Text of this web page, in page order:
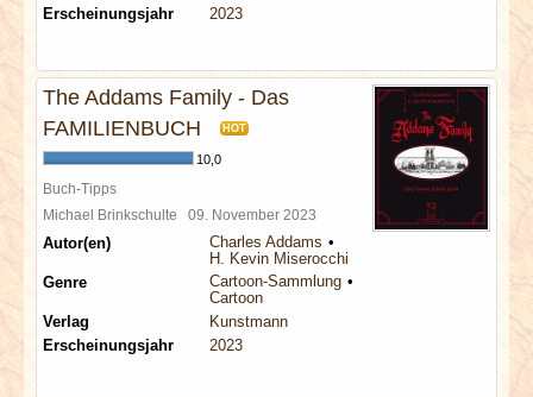
Erscheinungsjahr
2023
The Addams Family - Das
FAMILIENBUCH
HOT
10,0
Buch-Tipps
Michael Brinkschulte 09. November 2023
Autor(en)
Charles Addams
H. Kevin Miserocchi
Genre
Cartoon-Sammlung
Cartoon
Verlag
Kunstmann
Erscheinungsjahr
2023